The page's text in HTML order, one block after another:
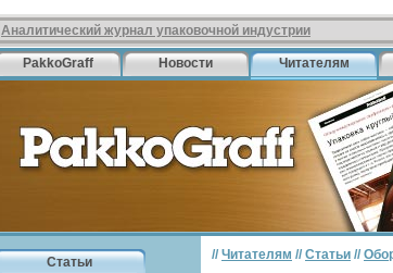
Аналитический журнал упаковочной индустрии
PakkoGraff Новости Читателям
Статьи
// Читателям // Статьи //